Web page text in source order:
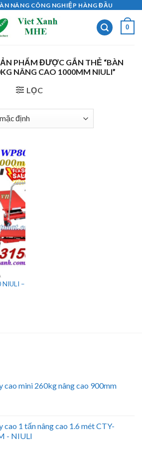
NÂNG CÔNG NGHIỆP HÀNG ĐẦU
0
PHẨM ĐƯỢC GẮN THẺ “BÀN
NÂNG CAO 1000MM NIULI”
LỌC
NIULI –
cao mini 260kg nâng cao 900mm
cao 1 tấn nâng cao 1.6 mét CTY-
- NIULI